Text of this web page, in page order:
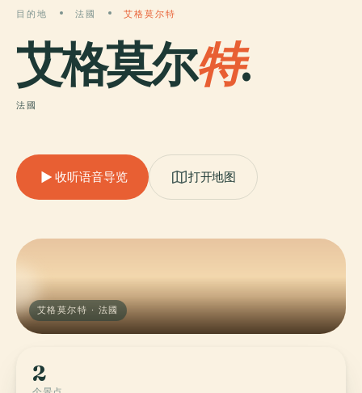
目的地 法國 艾格莫尔特
艾格莫尔特.
法國
收听语音导览 打开地图
艾格莫尔特 · 法國
2